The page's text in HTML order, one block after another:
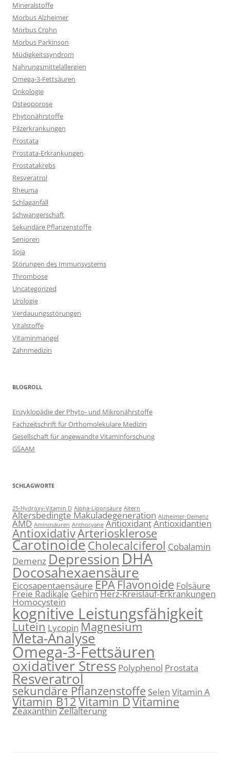
Mineralstoffe
Morbus Alzheimer
Morbus Crohn
Morbus Parkinson
Müdigkeitssyndrom
Nahrungsmittelallergien
Omega-3-Fettsäuren
Onkologie
Osteoporose
Phytonährstoffe
Pilzerkrankungen
Prostata
Prostata-Erkrankungen
Prostatakrebs
Resveratrol
Rheuma
Schlaganfall
Schwangerschaft
Sekundäre Pflanzenstoffe
Senioren
Soja
Störungen des Immunsystems
Thrombose
Uncategorized
Urologie
Verdauungsstörungen
Vitalstoffe
Vitaminmangel
Zahnmedizin
BLOGROLL
Enzyklopädie der Phyto- und Mikronährstoffe
Fachzeitschrift für Orthomolekulare Medizin
Gesellschaft für angewandte Vitaminforschung
GSAAM
SCHLAGWORTE
25-Hydroxy-Vitamin D Alpha-Liponsäure Altern
Altersbedingte Makuladegeneration Alzheimer-Demenz
AMD Aminosäuren Anthocyane AntioxidantAntioxidantien
AntioxidativArteriosklerose
CarotinoideCholecalciferol Cobalamin
Demenz DepressionDHA
Docosahexaensäure
Eicosapentaensäure EPAFlavonoide Folsäure
Freie RadikaleGehirnHerz-Kreislauf-Erkrankungen
Homocystein
kognitive Leistungsfähigkeit
Lutein Lycopin Magnesium
Meta-Analyse
Omega-3-Fettsäuren
oxidativer Stress Polyphenol Prostata
Resveratrol
sekundäre Pflanzenstoffe Selen Vitamin A
Vitamin B12Vitamin DVitamine
ZeaxanthinZellalterung